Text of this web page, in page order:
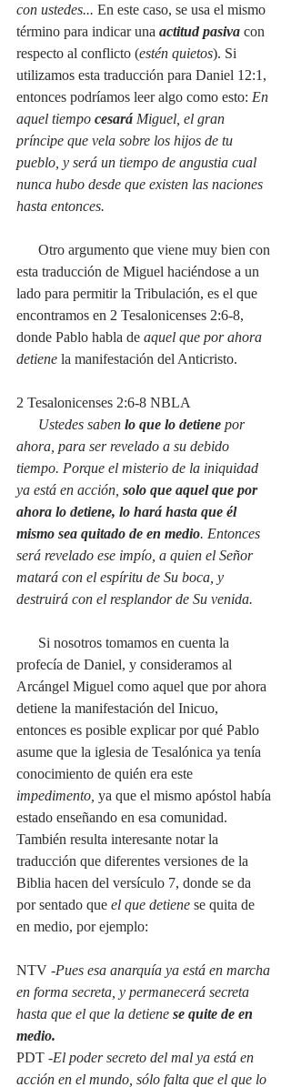
con ustedes... En este caso, se usa el mismo
término para indicar una actitud pasiva con
respecto al conflicto (estén quietos). Si
utilizamos esta traducción para Daniel 12:1,
entonces podríamos leer algo como esto: En
aquel tiempo cesará Miguel, el gran
príncipe que vela sobre los hijos de tu
pueblo, y será un tiempo de angustia cual
nunca hubo desde que existen las naciones
hasta entonces.
Otro argumento que viene muy bien con
esta traducción de Miguel haciéndose a un
lado para permitir la Tribulación, es el que
encontramos en 2 Tesalonicenses 2:6-8,
donde Pablo habla de aquel que por ahora
detiene la manifestación del Anticristo.
2 Tesalonicenses 2:6-8 NBLA
      Ustedes saben
lo que lo detiene por
ahora, para ser revelado a su debido
tiempo. Porque el misterio de la iniquidad
ya está en acción, solo que aquel que por
ahora lo detiene, lo hará hasta que él
mismo sea quitado de en medio. Entonces
será revelado ese impío, a quien el Señor
matará con el espíritu de Su boca, y
destruirá con el resplandor de Su venida.
Si nosotros tomamos en cuenta la
profecía de Daniel, y consideramos al
Arcángel Miguel como aquel que por ahora
detiene la manifestación del Inicuo,
entonces es posible explicar por qué Pablo
asume que la iglesia de Tesalónica ya tenía
conocimiento de quién era este
impedimento, ya que el mismo apóstol había
estado enseñando en esa comunidad.
También resulta interesante notar la
traducción que diferentes versiones de la
Biblia hacen del versículo 7, donde se da
por sentado que el que detiene se quita de
en medio, por ejemplo:
NTV -Pues esa anarquía ya está en marcha
en forma secreta, y permanecerá secreta
hasta que el que la detiene se quite de en
medio.
PDT -El poder secreto del mal ya está en
acción en el mundo, sólo falta que el que lo